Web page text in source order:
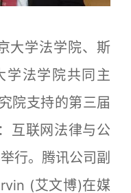
大学法学院、斯
学法学院共同主
院支持的第三届
互联网法律与公
行。腾讯公司副
(艾文博)在媒